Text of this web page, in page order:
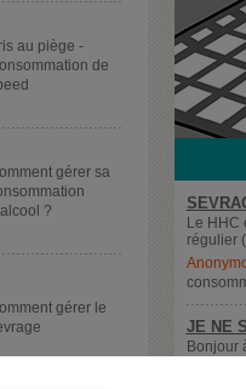
au piège -
de
gérer sa
?
gérer le
Le HHC
régulier
JE NE
Bonjour
conjoint